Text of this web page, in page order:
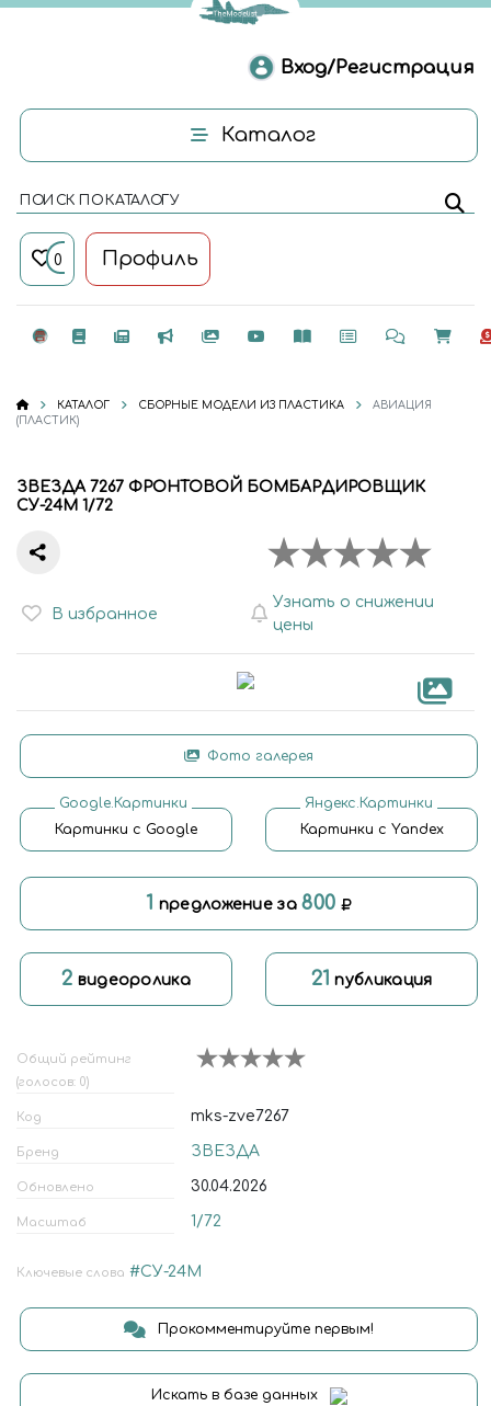
Вход/Регистрация
Каталог
ПОИСК ПО КАТАЛОГУ
0 Профиль
КАТАЛОГ СБОРНЫЕ МОДЕЛИ ИЗ ПЛАСТИКА
АВИАЦИЯ
(ПЛАСТИК)
ЗВЕЗДА 7267 ФРОНТОВОЙ БОМБАРДИРОВЩИК
СУ-24М 1/72
В избранное
Узнать о снижении
цены
Фото галерея
Google.Картинки
Картинки с Google
Яндекс.Картинки
Картинки с Yandex
1 предложение за800
2 видеоролика 21 публикация
Общий рейтинг
(голосов: 0)
Код mks-zve7267
Бренд ЗВЕЗДА
Обновлено 30.04.2026
Масштаб 1/72
Ключевые слова #СУ-24М
Прокомментируйте первым!
Искать в базе данных